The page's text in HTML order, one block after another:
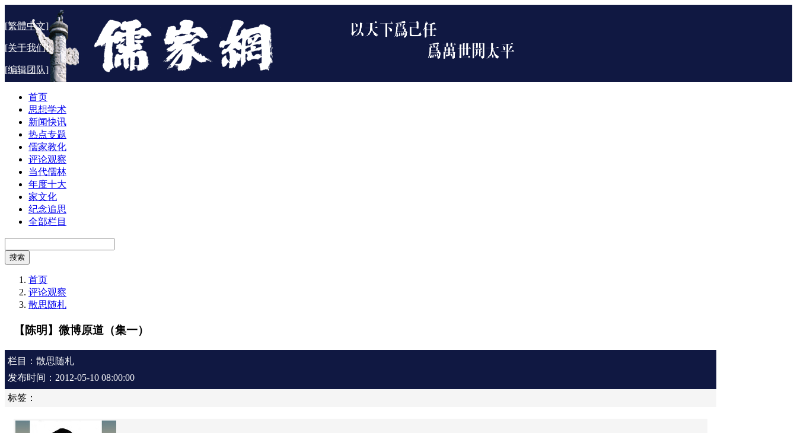
[繁體中文]
[关于我们]
[编辑团队]
首页
思想学术
新闻快讯
热点专题
儒家教化
评论观察
当代儒林
年度十大
家文化
纪念追思
全部栏目
搜索
首页
评论观察
散思随札
【陈明】微博原道（集一）
栏目：散思随札
发布时间：2012-05-10 08:00:00
标签：